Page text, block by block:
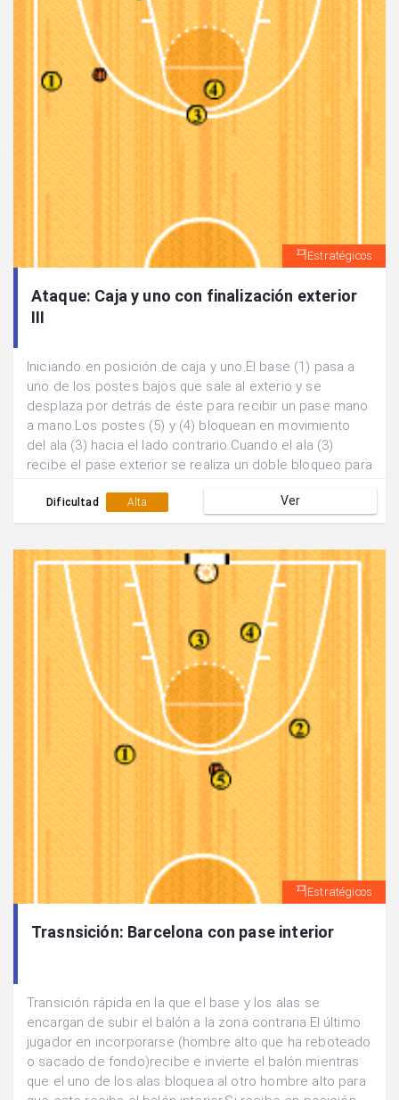
Estratégicos
Ataque: Caja y uno con finalización exterior
III
Iniciando en posición de caja y uno.El base (1) pasa a
uno de los postes bajos que sale al exterio y se
desplaza por detrás de éste para recibir un pase mano
a mano.Los postes (5) y (4) bloquean en movimiento
del ala (3) hacia el lado contrario.Cuando el ala (3)
recibe el pase exterior se realiza un doble bloqueo para
Dificultad Alta Ver
Estratégicos
Trasnsición: Barcelona con pase interior
Transición rápida en la que el base y los alas se
encargan de subir el balón a la zona contraria.El último
jugador en incorporarse (hombre alto que ha reboteado
o sacado de fondo)recibe e invierte el balón mientras
que el uno de los alas bloquea al otro hombre alto para